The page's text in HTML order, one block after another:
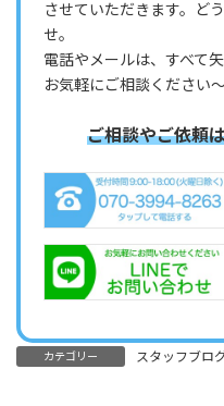
させていただきます。ど
せ。
電話やメールは、すべて
お気軽にご相談ください
ご相談やご依頼
カテゴリー スタッフブロ